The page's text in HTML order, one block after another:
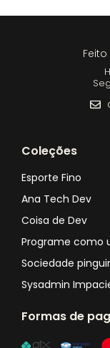
Coleções
Esporte Fino
Ana Tech Dev
Coisa de Dev
Programe como
Sociedade
Sysadmin
Formas de